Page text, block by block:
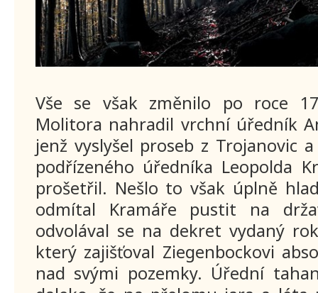
Vše se však změnilo po roce
Molitora nahradil vrchní úředník
jenž vyslyšel proseb z Trojanovic
podřízeného úředníka Leopolda
prošetřil. Nešlo to však úplně
odmítal Kramáře pustit na
odvolával se na dekret vydaný
který zajišťoval Ziegenbockovi
nad svými pozemky. Úřední